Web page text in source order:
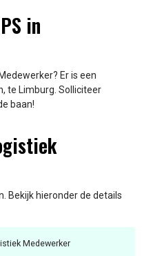
in
Er is een
te Limburg. Solliciteer
baan!
Bekijk hieronder de details
Medewerker